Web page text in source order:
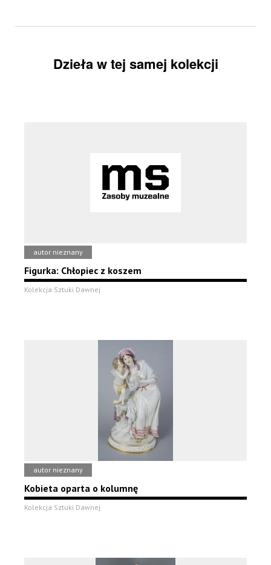
Dzieła w tej samej kolekcji
autor nieznany
Figurka: Chłopiec z koszem
Kolekcja Sztuki Dawnej
autor nieznany
Kobieta oparta o kolumnę
Kolekcja Sztuki Dawnej